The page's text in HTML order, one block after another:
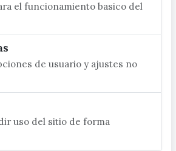
el funcionamiento basico del
de usuario y ajustes no
uso del sitio de forma